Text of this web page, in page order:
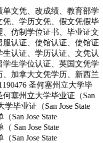
文凭、改成绩、教育部学
、学历文凭、假文凭假毕
仿制学位证书、毕业证文
认证、使馆认证、使馆证
认证、学历认证、文凭认
生学位认证、英国文凭学
加拿大文凭学历、新西兰
圣何塞州立大学毕
何塞州立大学毕业证（San
学毕业证（San Jose State
San Jose State
San Jose State
San Jose State